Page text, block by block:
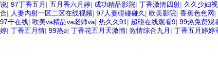
说| 97丁香五月 | 五月香六月婷| 成功精品影院| 丁香激情四射| 久久少妇
合| 人妻内射一区二区在线视频| 97人妻碰碰碰久 | 欧美影院| 香蕉色色网|
97干在线| 欧美va精品va老师va| 热久久91 | 超碰在线观看9| 99热免费观
婷| 丁香五月情| 99热e| 丁香花五月天激情| 激情综合九月 | 丁香五月婷婷